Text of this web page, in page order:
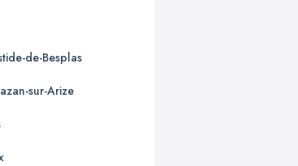
de-Besplas
sur-Arize